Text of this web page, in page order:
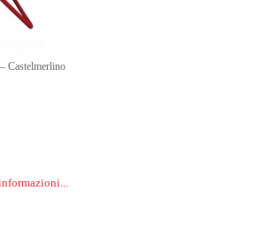
Castelmerlino